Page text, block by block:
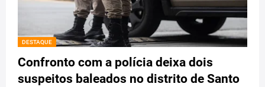
DESTAQUE
Confronto com a polícia deixa dois
suspeitos baleados no distrito de Santo